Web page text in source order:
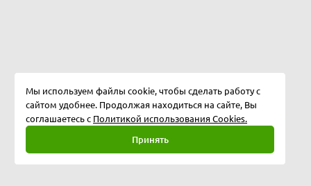
Мы используем файлы cookie, чтобы сделать работу с
сайтом удобнее. Продолжая находиться на сайте, Вы
соглашаетесь с Политикой использования Cookies.
Принять